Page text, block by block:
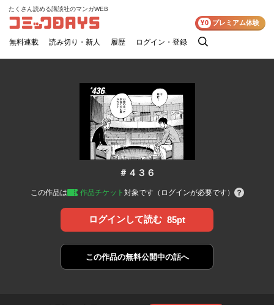
コミックDAYS
たくさん読める講談社のマンガWEB
無料連載 読み切り・新人 履歴 ログイン・登録
検
¥0 プレミアム体験
＃４３６
この作品は 作品チケット 対象です（ログインが必要です）
ログインして読む 85pt
この作品の無料公開中の話へ